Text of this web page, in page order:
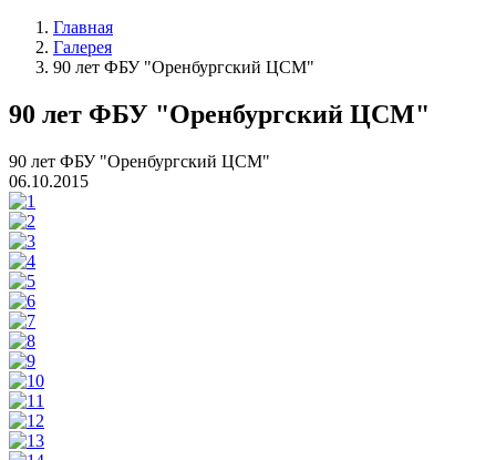
Главная
Галерея
90 лет ФБУ "Оренбургский ЦСМ"
90 лет ФБУ "Оренбургский ЦСМ"
90 лет ФБУ "Оренбургский ЦСМ"
06.10.2015